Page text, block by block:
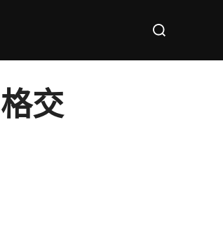
Search
for:
交